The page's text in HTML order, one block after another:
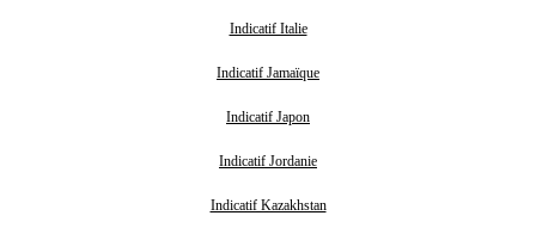
Indicatif Italie
Indicatif Jamaïque
Indicatif Japon
Indicatif Jordanie
Indicatif Kazakhstan